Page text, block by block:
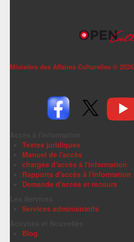
Ministère des Affaires Culturelles © 2026
Textes juridiques
Manuel de l'accès
chargés d'accès à l'information
Rapports d'accès à l'information
Demande d'accès et recours
Services administratifs
Blog